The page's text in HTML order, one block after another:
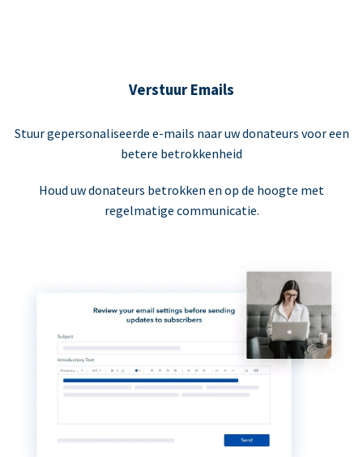
Verstuur Emails
Stuur gepersonaliseerde e-mails naar uw donateurs voor een
betere betrokkenheid
Houd uw donateurs betrokken en op de hoogte met
regelmatige communicatie.